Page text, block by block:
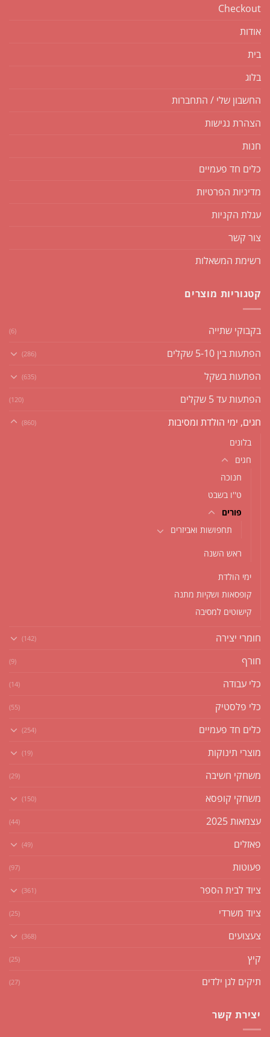
Checkout
אודות
בית
בלוג
החשבון שלי / התחברות
הצהרת נגישות
חנות
כלים חד פעמיים
מדיניות הפרטיות
עגלת הקניות
צור קשר
רשימת המשאלות
קטגוריות מוצרים
בקבוקי שתייה (6)
הפתעות בין 5-10 שקלים (286)
הפתעות בשקל (635)
הפתעות עד 5 שקלים (120)
חגים, ימי הולדת ומסיבות (860)
בלונים
חגים
חנוכה
ט''ו בשבט
פורים
תחפושות ואביזרים
ראש השנה
ימי הולדת
קופסאות ושקיות מתנה
קישוטים למסיבה
חומרי יצירה (142)
חורף (9)
כלי עבודה (14)
כלי פלסטיק (55)
כלים חד פעמיים (254)
מוצרי תינוקות (19)
משחקי חשיבה (29)
משחקי קופסא (150)
עצמאות 2025 (44)
פאזלים (49)
פעוטות (97)
ציוד לבית הספר (361)
ציוד משרדי (25)
צעצועים (368)
קיץ (25)
תיקים לגן ילדים (27)
יצירת קשר